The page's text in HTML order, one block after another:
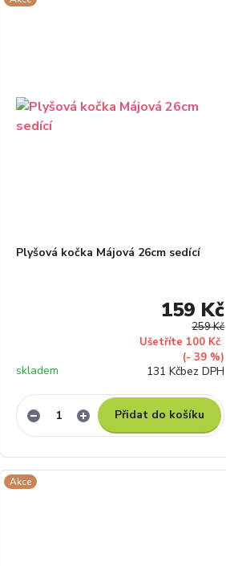
Plyšová kočka Májová 26cm sedící
259 Kč
Ušetříte 100 Kč
(- 39 %)
159 Kč
131 Kčbez DPH
skladem
Přidat do košíku
Akce